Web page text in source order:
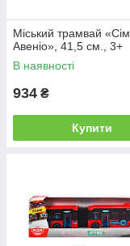
Міський трамвай
Авеніо», 41,5 см., 3+
В наявності
934 ₴
Купити